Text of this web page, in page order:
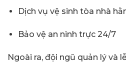
Dịch vụ vệ sinh tòa nhà
Bảo vệ an ninh trực 24/7
Ngoài ra, đội ngũ quản lý và